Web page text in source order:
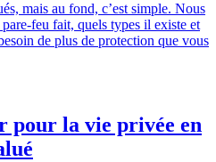
mais au fond, c’est simple. Nous
feu fait, quels types il existe et
de plus de protection que vous
pour la vie privée en